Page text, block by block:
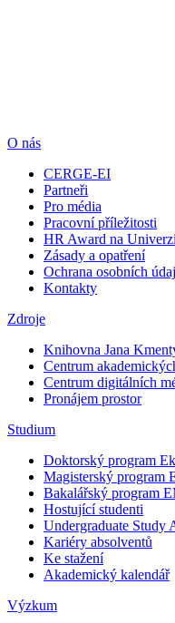
O nás
CERGE-EI
Partneři
Pro média
Pracovní příležitosti
HR Award na
Zásady a opatření
Ochrana osobních
Kontakty
Zdroje
Knihovna Jana
Centrum
Centrum digitálních
Pronájem prostor
Studium
Doktorský program
Magisterský program
Bakalářský program
Hostující studenti
Undergraduate Study
Kariéry absolventů
Ke stažení
Akademický kalendář
Výzkum